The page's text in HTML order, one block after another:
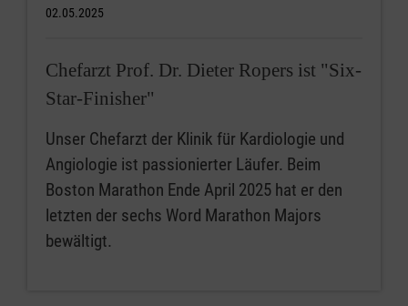
02.05.2025
Chefarzt Prof. Dr. Dieter Ropers ist "Six-
Star-Finisher"
Unser Chefarzt der Klinik für Kardiologie und
Angiologie ist passionierter Läufer. Beim
Boston Marathon Ende April 2025 hat er den
letzten der sechs Word Marathon Majors
bewältigt.